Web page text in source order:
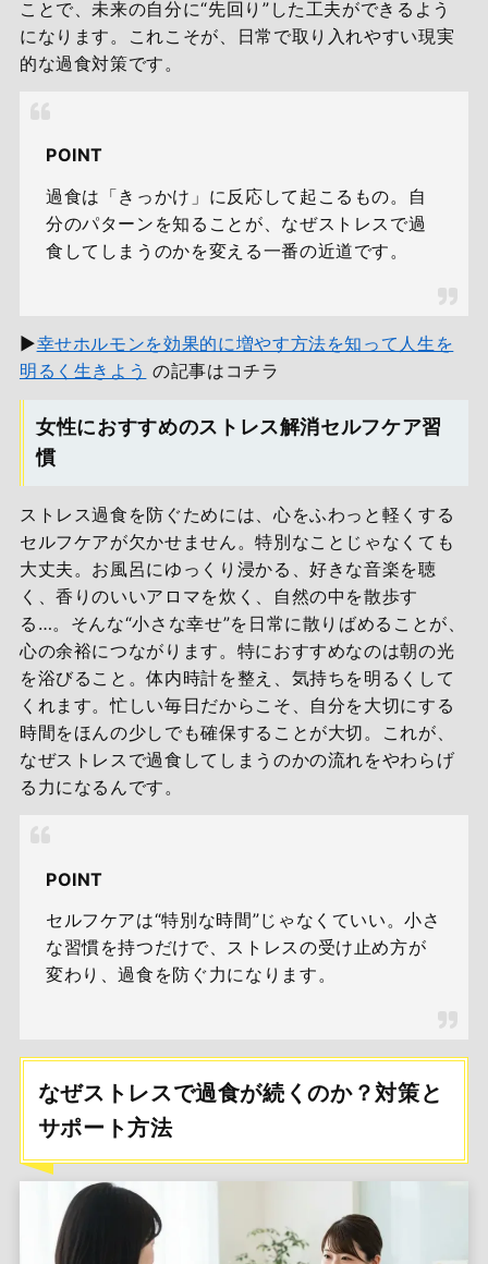
ことで、未来の自分に“先回り”した工夫ができるよう
になります。これこそが、日常で取り入れやすい現実
的な過食対策です。
POINT
過食は「きっかけ」に反応して起こるもの。自
分のパターンを知ることが、なぜストレスで過
食してしまうのかを変える一番の近道です。
▶幸せホルモンを効果的に増やす方法を知って人生を
明るく生きよう の記事はコチラ
女性におすすめのストレス解消セルフケア習
慣
ストレス過食を防ぐためには、心をふわっと軽くする
セルフケアが欠かせません。特別なことじゃなくても
大丈夫。お風呂にゆっくり浸かる、好きな音楽を聴
く、香りのいいアロマを炊く、自然の中を散歩す
る…。そんな“小さな幸せ”を日常に散りばめることが、
心の余裕につながります。特におすすめなのは朝の光
を浴びること。体内時計を整え、気持ちを明るくして
くれます。忙しい毎日だからこそ、自分を大切にする
時間をほんの少しでも確保することが大切。これが、
なぜストレスで過食してしまうのかの流れをやわらげ
る力になるんです。
POINT
セルフケアは“特別な時間”じゃなくていい。小さ
な習慣を持つだけで、ストレスの受け止め方が
変わり、過食を防ぐ力になります。
なぜストレスで過食が続くのか？対策と
サポート方法